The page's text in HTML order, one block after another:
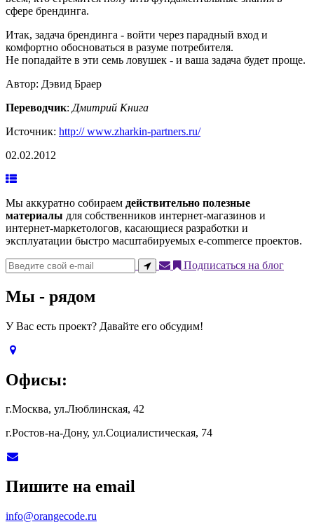
сфере брендинга.
Итак, задача брендинга - войти через парадный вход и
комфортно обосноваться в разуме потребителя.
Не попадайте в эти семь ловушек - и ваша задача будет проще.
Автор: Дэвид Браер
Переводчик: Дмитрий Книга
Источник: http:// www.zharkin-partners.ru/
02.02.2012
Мы аккуратно собираем действительно полезные
материалы для собственников интернет-магазинов и
интернет-маркетологов, касающиеся разработки и
эксплуатации быстро масштабируемых e-commerce проектов.
Подписаться на блог
Мы - рядом
У Вас есть проект? Давайте его обсудим!
Офисы:
г.Москва, ул.Люблинская, 42
г.Ростов-на-Дону, ул.Социалистическая, 74
Пишите на email
info@orangecode.ru